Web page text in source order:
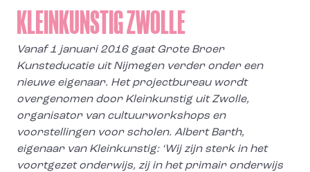
KLEINKUNSTIG ZWOLLE
Vanaf 1 januari 2016 gaat Grote Broer
Kunsteducatie uit Nijmegen verder onder een
nieuwe eigenaar. Het projectbureau wordt
overgenomen door Kleinkunstig uit Zwolle,
organisator van cultuurworkshops en
voorstellingen voor scholen. Albert Barth,
eigenaar van Kleinkunstig: ‘Wij zijn sterk in het
voortgezet onderwijs, zij in het primair onderwijs